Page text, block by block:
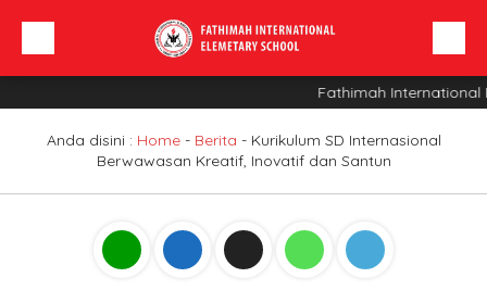
Profil Sekolah
Fathimah International
Anda disini : Home- Berita - Kurikulum SD Internasional
Berwawasan Kreatif, Inovatif dan Santun